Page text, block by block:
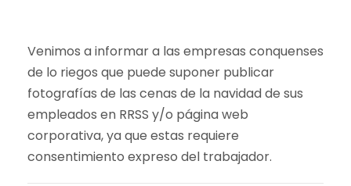
Venimos a informar a las empresas conquenses
de lo riegos que puede suponer publicar
fotografías de las cenas de la navidad de sus
empleados en RRSS y/o página web
corporativa, ya que estas requiere
consentimiento expreso del trabajador.